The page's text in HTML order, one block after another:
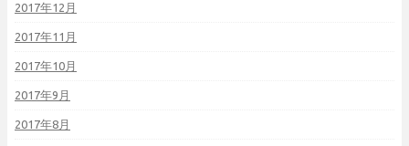
2017年12月
2017年11月
2017年10月
2017年9月
2017年8月